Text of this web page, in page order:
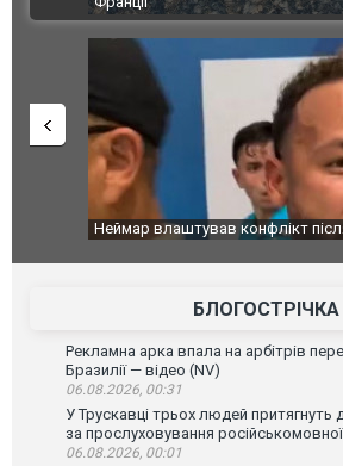
Мудрик провів перший матч за
БЛОГОСТРІЧКА
Рекламна арка впала на арбітрів
Бразилії — відео (NV)
06.08.2026, 00:31
У Трускавці трьох людей притягнуть
за прослуховування
06.08.2026, 00:01